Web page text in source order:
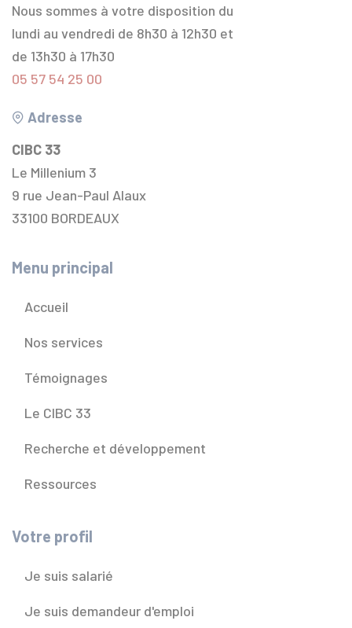
Nous sommes à votre disposition du
lundi au vendredi de 8h30 à 12h30 et
de 13h30 à 17h30
05 57 54 25 00
Adresse
CIBC 33
Le Millenium 3
9 rue Jean-Paul Alaux
33100 BORDEAUX
Menu principal
Accueil
Nos services
Témoignages
Le CIBC 33
Recherche et développement
Ressources
Votre profil
Je suis salarié
Je suis demandeur d'emploi